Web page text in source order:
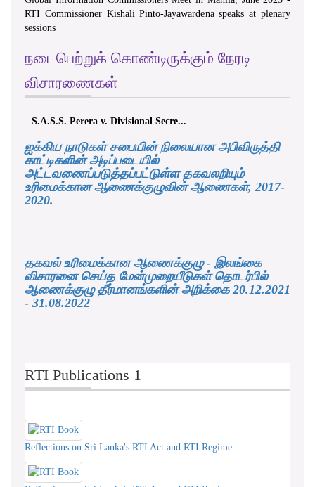
RTI Commissioner Kishali Pinto-Jayawardena speaks at plenary
sessions
நடைபெற்றுக் கொண்டிருக்கும் நேரடி
விசாரணைகள்
S.A.S.S. Perera v. Divisional Secre...
ஐக்கிய நாடுகள் சபையின் நிலையான அபிவிருத்தி
காட்டிகளின் அடிப்படையில்
அட்டவணைப்படுத்தப்பட்டுள்ள தகவலறியும்
உரிமைக்கான ஆணைக்குழுவின் ஆணைகள், 2017-
2020.
தகவல் உரிமைக்கான ஆணைக்குழு - இலங்கை
விசாரனை செய்த மேன்முறையீடுகள் தொடர்பில்
ஆணைக்குழு தீர்மானங்களின் அறிக்கை 20.12.2021
- 31.08.2022
RTI Publications 1
Reflections on Sri Lanka's RTI Act and RTI Regime